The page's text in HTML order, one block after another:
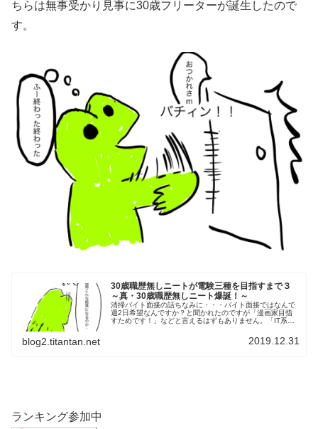
ちらは無事受かり見事に30歳フリーターが誕生したので
す。
30歳職歴無しニートが電験三種を目指すまで３
～真・30歳職歴無しニート爆誕！～
清掃バイト面接の話ちなみに・・・バイト面接ではなんで
週2日希望なんですか？と聞かれたのですが「漫画家目指
すためです！」などと言えるはずもありません。「IT系の
blog2.titantan.net 2019.12.31
ランキング参加中